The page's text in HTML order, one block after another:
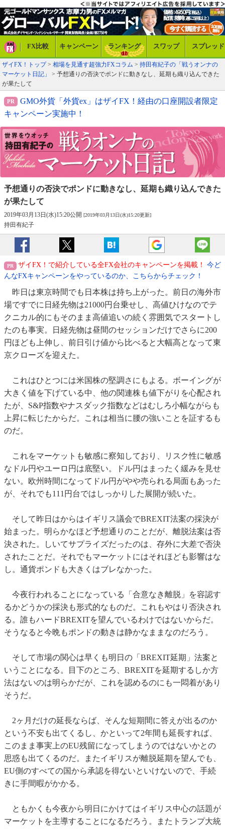
FX比較 キャンペーン ランキング スワップ スプレッド
ザイFX！トップ> 相場を見通す超強力FXコラム > 持田有紀子の「戦うオンナの
マーケット日記」
> 予想通りの否決でポンドに動きなし、延期も織り込んできた
が果たして
GMO外貨「外貨ex」はザイFX！経由の口座開設者限定
キャンペーン実施中！
予想通りの否決でポンドに動きなし、 延期も織り込んできた
が果たして
2019年03月13日(水)15:20公開 [2019年03月13日(水)15:20更新]
持田有紀子
ザイFX！で紹介している全FX会社のキャンペーンを掲載！
今ど
んなFXキャンペーンをやっているのか、こちらからチェック！
昨日は東京時間でも日本株は持ち上がった。前日の海外市
場ですでに日経先物は21000円台乗せし、高値ひけなのでテ
クニカル的にもそのまま高値追いの続く雰囲気でスタートし
たのも事実。日経先物は昼間のセッションだけでさらに200
円ほども上伸し、前日引け値から比べると大幅高となって東
京クローズを迎えた。
これはひとつには米国株の堅調さにもよる。ボーイングが
大きく値を下げている中、他の関連株も値下がりを心配され
たが、S&P指数やナスダック指数などはむしろ小幅ながらも
上昇に転じたからだ。これは相当に腰の強いことを証するも
のだ。
これをマーケットも敏感に察知しており、リスク性に敏感
なドル円やユーロ円は底堅い。ドル円はまったく緩みを見せ
ない。欧州時間になってドル円がやや売られる局面もあった
が、それでも111円台ではしっかりした展開が続いた。
そして昨日はからはイギリス議会でBREXIT法案の採決が
始まった。明らかなほど予想通りのことだが、離脱法案は否
決された。しいてサプライズだったのは、存外に大差で否決
されたことだ。それでもマーケットにはそれほども影響はな
し。通貨ポンドも大きくはブレなかった。
今夜行われることになっている「合意なき離脱」を容認す
るかどうかの採決も形式的なものだ。これもやはり否決され
る。誰もハードBREXITを望んでいるわけではないからだ。
そうなると今晩もポンドの動きは静かなままなのだろう。
そして市場の関心は早くも明日の「BREXIT延期」法案と
いうことになる。目下のところ、BREXITを延期するしか方
法はないのは明らかだが、これを認めるのにも一悶着があり
そうだ。
2ヶ月だけの延長ならば、そんな短期間に答えが出るのか
という不安も出てくるし、かといって2年間も延長すれば、
このまま事実上のEU残留になってしまうのではないかとの
思惑も出てくるのだ。またイギリスが離脱延期を望んでも、
EU側のすべての国から承認を得ないといけないので、手続
きに手間暇がかかる。
ともかくも今夜から明日にかけてはイギリス中心の話題が
マーケットを主導することになるだろう。またトランプ大統